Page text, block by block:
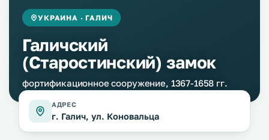
УКРАИНА · ГАЛИЧ
Галичский
(Старостинский) замок
фортификационное сооружение, 1367-1658 гг.
АДРЕС
г. Галич, ул. Коновальца